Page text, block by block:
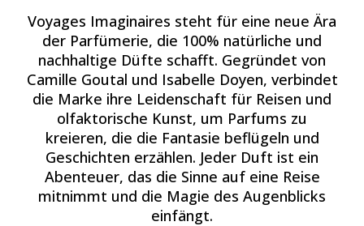
Voyages Imaginaires steht für eine neue Ära
der Parfümerie, die 100% natürliche und
nachhaltige Düfte schafft. Gegründet von
Camille Goutal und Isabelle Doyen, verbindet
die Marke ihre Leidenschaft für Reisen und
olfaktorische Kunst, um Parfums zu
kreieren, die die Fantasie beflügeln und
Geschichten erzählen. Jeder Duft ist ein
Abenteuer, das die Sinne auf eine Reise
mitnimmt und die Magie des Augenblicks
einfängt.